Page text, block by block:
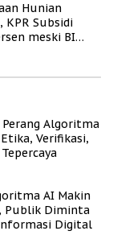
Hunian
KPR Subsidi
meski BI
Perang Algoritma
Verifikasi,
AI Makin
Publik Diminta
Digital